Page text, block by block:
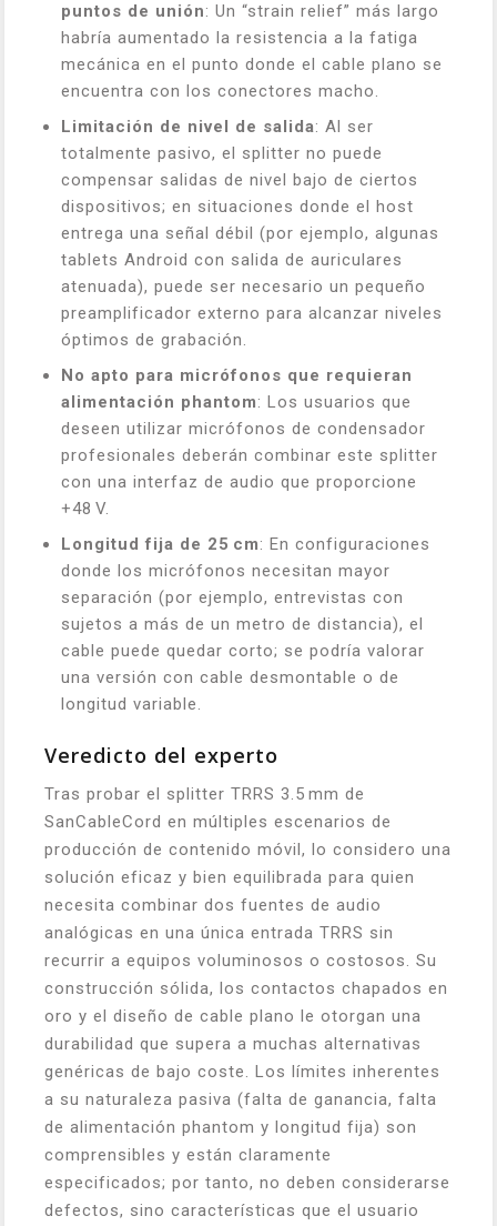
puntos de unión: Un “strain relief” más largo
habría aumentado la resistencia a la fatiga
mecánica en el punto donde el cable plano se
encuentra con los conectores macho.
Limitación de nivel de salida: Al ser
totalmente pasivo, el splitter no puede
compensar salidas de nivel bajo de ciertos
dispositivos; en situaciones donde el host
entrega una señal débil (por ejemplo, algunas
tablets Android con salida de auriculares
atenuada), puede ser necesario un pequeño
preamplificador externo para alcanzar niveles
óptimos de grabación.
No apto para micrófonos que requieran
alimentación phantom: Los usuarios que
deseen utilizar micrófonos de condensador
profesionales deberán combinar este splitter
con una interfaz de audio que proporcione
+48 V.
Longitud fija de 25 cm: En configuraciones
donde los micrófonos necesitan mayor
separación (por ejemplo, entrevistas con
sujetos a más de un metro de distancia), el
cable puede quedar corto; se podría valorar
una versión con cable desmontable o de
longitud variable.
Veredicto del experto
Tras probar el splitter TRRS 3.5 mm de
SanCableCord en múltiples escenarios de
producción de contenido móvil, lo considero una
solución eficaz y bien equilibrada para quien
necesita combinar dos fuentes de audio
analógicas en una única entrada TRRS sin
recurrir a equipos voluminosos o costosos. Su
construcción sólida, los contactos chapados en
oro y el diseño de cable plano le otorgan una
durabilidad que supera a muchas alternativas
genéricas de bajo coste. Los límites inherentes
a su naturaleza pasiva (falta de ganancia, falta
de alimentación phantom y longitud fija) son
comprensibles y están claramente
especificados; por tanto, no deben considerarse
defectos, sino características que el usuario